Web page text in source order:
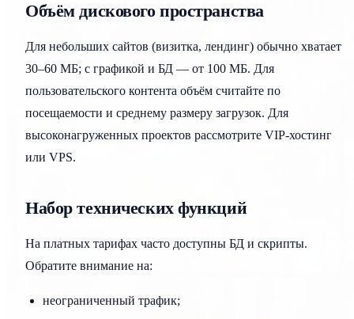
Объём дискового пространства
Для небольших сайтов (визитка, лендинг) обычно хватает
30–60 МБ; с графикой и БД — от 100 МБ. Для
пользовательского контента объём считайте по
посещаемости и среднему размеру загрузок. Для
высоконагруженных проектов рассмотрите VIP-хостинг
или VPS.
Набор технических функций
На платных тарифах часто доступны БД и скрипты.
Обратите внимание на:
неограниченный трафик;